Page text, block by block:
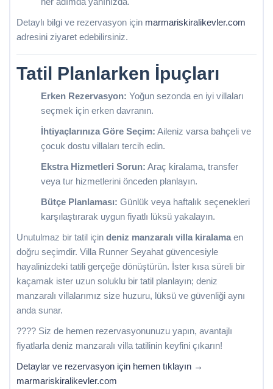
Detaylı bilgi ve rezervasyon için marmariskiralikevler.com
adresini ziyaret edebilirsiniz.
Tatil Planlarken İpuçları
Erken Rezervasyon: Yoğun sezonda en iyi villaları
seçmek için erken davranın.
İhtiyaçlarınıza Göre Seçim: Aileniz varsa bahçeli ve
çocuk dostu villaları tercih edin.
Ekstra Hizmetleri Sorun: Araç kiralama, transfer
veya tur hizmetlerini önceden planlayın.
Bütçe Planlaması: Günlük veya haftalık seçenekleri
karşılaştırarak uygun fiyatlı lüksü yakalayın.
Unutulmaz bir tatil için deniz manzaralı villa kiralama en
doğru seçimdir. Villa Runner Seyahat güvencesiyle
hayalinizdeki tatili gerçeğe dönüştürün. İster kısa süreli bir
kaçamak ister uzun soluklu bir tatil planlayın; deniz
manzaralı villalarımız size huzuru, lüksü ve güvenliği aynı
anda sunar.
???? Siz de hemen rezervasyonunuzu yapın, avantajlı
fiyatlarla deniz manzaralı villa tatilinin keyfini çıkarın!
Detaylar ve rezervasyon için hemen tıklayın →
marmariskiralikevler.com